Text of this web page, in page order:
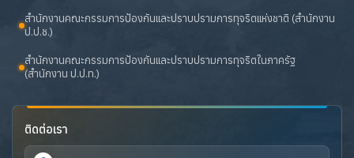
สำนักงานคณะกรรมการป้องกันและปราบปรามการทุจริตแห่งชาติ (สำนักงาน
ป.ป.ช.)
สำนักงานคณะกรรมการป้องกันและปราบปรามการทุจริตในภาครัฐ
(สำนักงาน ป.ป.ท.)
ติดต่อเรา